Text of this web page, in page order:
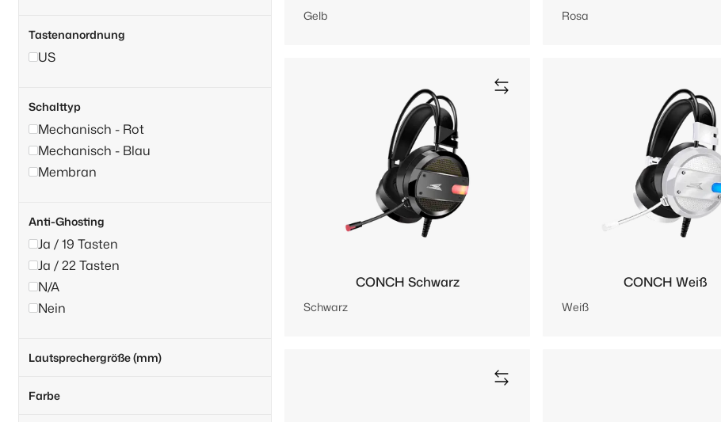
Tastenanordnung
US
Schalttyp
Mechanisch - Rot
Mechanisch - Blau
Membran
Anti-Ghosting
Ja / 19 Tasten
Ja / 22 Tasten
N/A
Nein
Lautsprechergröße (mm)
Farbe
Gelb Rosa
CONCH Schwarz
Schwarz
CONCH Weiß
Weiß